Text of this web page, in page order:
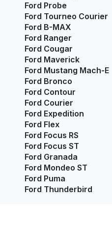
Ford Probe
Ford Tourneo Courier
Ford B-MAX
Ford Ranger
Ford Cougar
Ford Maverick
Ford Mustang Mach-E
Ford Bronco
Ford Contour
Ford Courier
Ford Expedition
Ford Flex
Ford Focus RS
Ford Focus ST
Ford Granada
Ford Mondeo ST
Ford Puma
Ford Thunderbird